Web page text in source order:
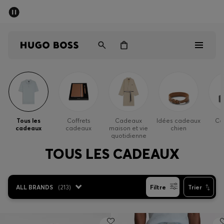
Homme
Femme
Enfant
Cadeaux
Découvrez
Tous les
cadeaux
Coffrets
cadeaux
Cadeaux
maison et vie
quotidienne
Idées cadeaux
chien
TOUS LES CADEAUX
ALL BRANDS (213) Filtre Trier